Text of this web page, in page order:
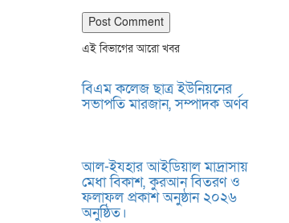
এই বিভাগের আরো খবর
বিএম কলেজ ছাত্র ইউনিয়নের
সভাপতি মারজান, সম্পাদক অর্ণব
আল-ইযহার আইডিয়াল মাদ্রাসায়
মেধা বিকাশ, কুরআন বিতরণ ও
ফলাফল প্রকাশ অনুষ্ঠান ২০২৬
অনুষ্ঠিত।